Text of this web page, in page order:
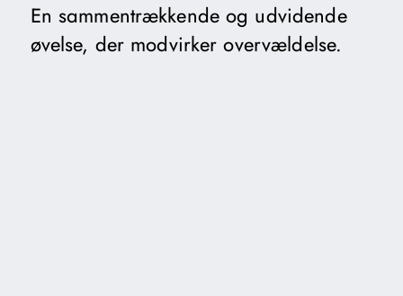
En sammentrækkende og udvidende
øvelse, der modvirker overvældelse.